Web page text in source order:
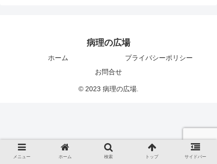
病理の広場
ホーム
プライバシーポリシー
お問合せ
© 2023 病理の広場.
メニュー ホーム 検索 トップ サイドバー